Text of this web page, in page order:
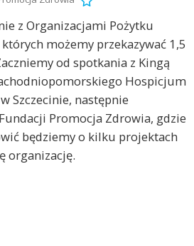
z Organizacjami Pożytku
możemy przekazywać 1,5
od spotkania z Kingą
Hospicjum
Szczecinie, następnie
Promocja Zdrowia, gdzie
będziemy o kilku projektach
organizację.